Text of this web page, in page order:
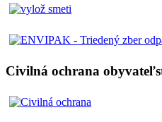
Civilná ochrana